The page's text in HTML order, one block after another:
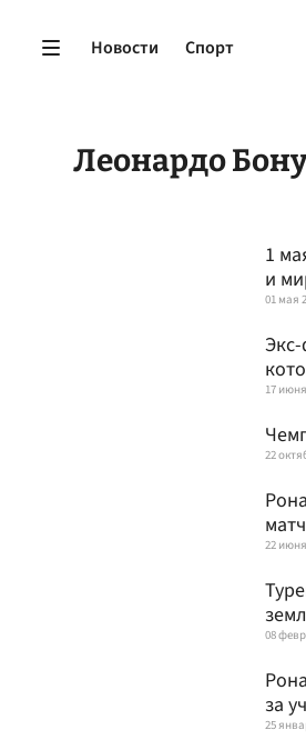
Новости Спорт
Леонардо
1
и
01 мая
17
22
22
08
за
25